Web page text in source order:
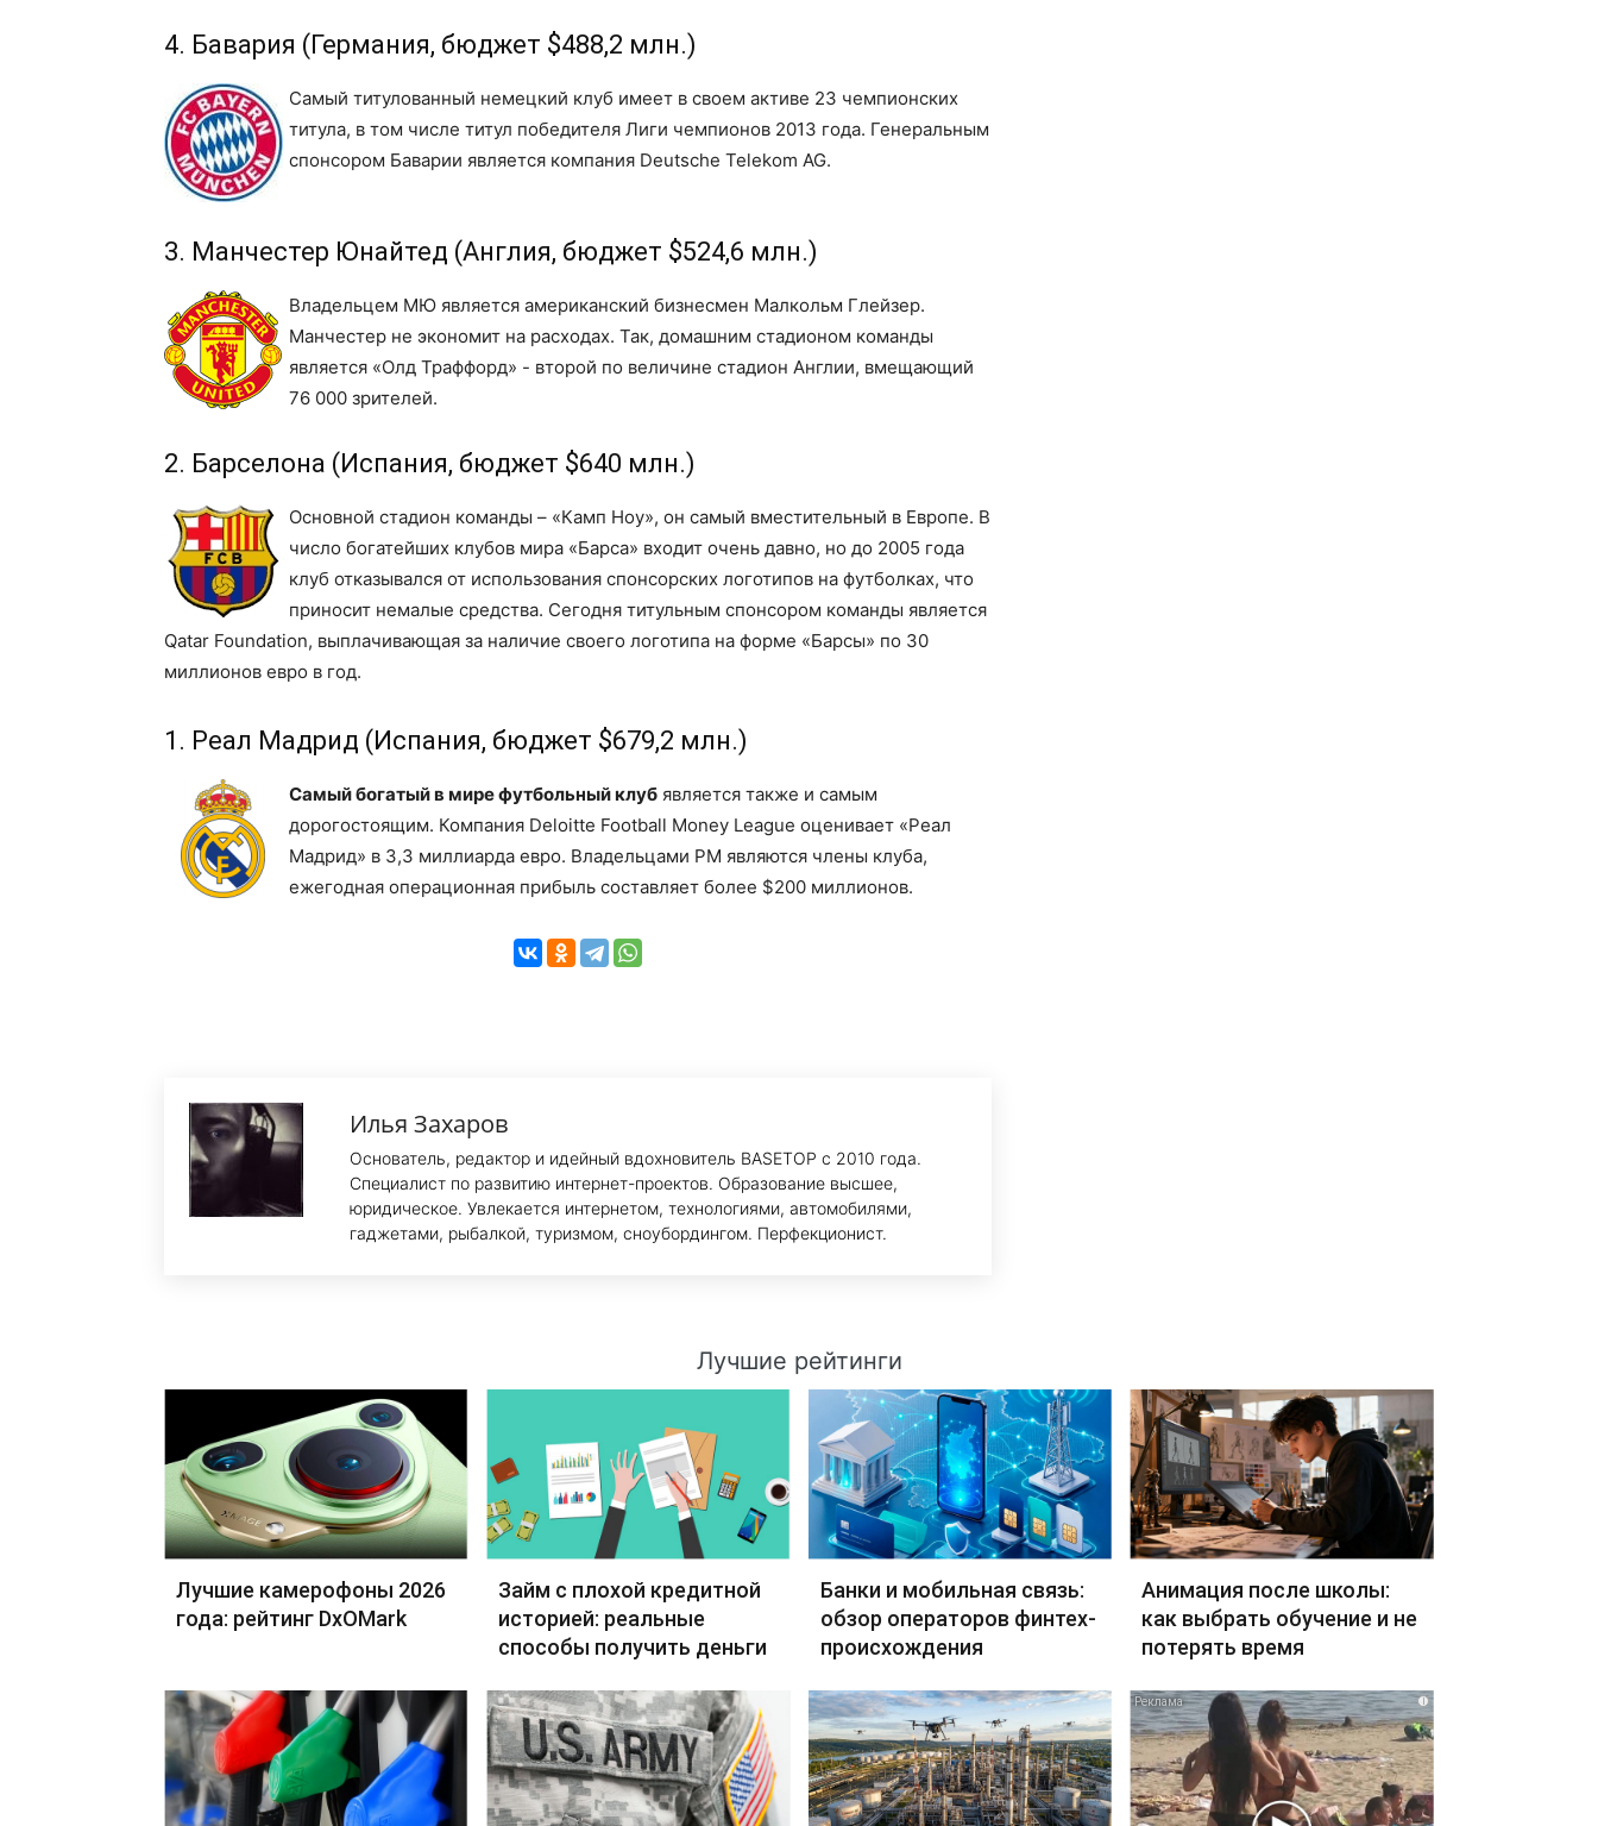
4. Бавария (Германия, бюджет $488,2 млн.)
Самый титулованный немецкий клуб имеет в своем активе 23 чемпионских
титула, в том числе титул победителя Лиги чемпионов 2013 года. Генеральным
спонсором Баварии является компания Deutsche Telekom AG.
3. Манчестер Юнайтед (Англия, бюджет $524,6 млн.)
Владельцем МЮ является американский бизнесмен Малкольм Глейзер.
Манчестер не экономит на расходах. Так, домашним стадионом команды
является «Олд Траффорд» - второй по величине стадион Англии, вмещающий
76 000 зрителей.
2. Барселона (Испания, бюджет $640 млн.)
Основной стадион команды – «Камп Ноу», он самый вместительный в Европе. В
число богатейших клубов мира «Барса» входит очень давно, но до 2005 года
клуб отказывался от использования спонсорских логотипов на футболках, что
приносит немалые средства. Сегодня титульным спонсором команды является
Qatar Foundation, выплачивающая за наличие своего логотипа на форме «Барсы» по 30
миллионов евро в год.
1. Реал Мадрид (Испания, бюджет $679,2 млн.)
Самый богатый в мире футбольный клуб является также и самым
дорогостоящим. Компания Deloitte Football Money League оценивает «Реал
Мадрид» в 3,3 миллиарда евро. Владельцами РМ являются члены клуба,
ежегодная операционная прибыль составляет более $200 миллионов.
Илья Захаров
Основатель, редактор и идейный вдохновитель BASETOP с 2010 года.
Специалист по развитию интернет-проектов. Образование высшее,
юридическое. Увлекается интернетом, технологиями, автомобилями,
гаджетами, рыбалкой, туризмом, сноубордингом. Перфекционист.
Лучшие рейтинги
Лучшие камерофоны 2026
года: рейтинг DxOMark
Займ с плохой кредитной
историей: реальные
способы получить деньги
Банки и мобильная связь:
обзор операторов финтех-
происхождения
Анимация после школы:
как выбрать обучение и не
потерять время
i